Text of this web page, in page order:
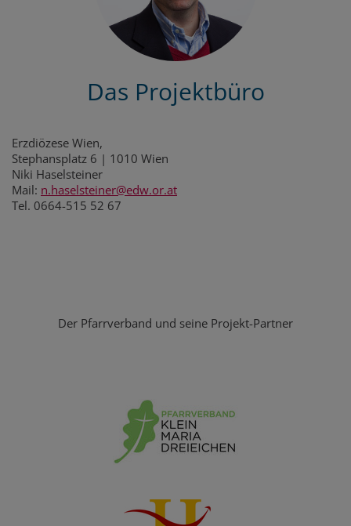
Das Projektbüro
Erzdiözese Wien,
Stephansplatz 6 | 1010 Wien
Niki Haselsteiner
Mail: n.haselsteiner@edw.or.at
Tel. 0664-515 52 67
Der Pfarrverband und seine Projekt-Partner